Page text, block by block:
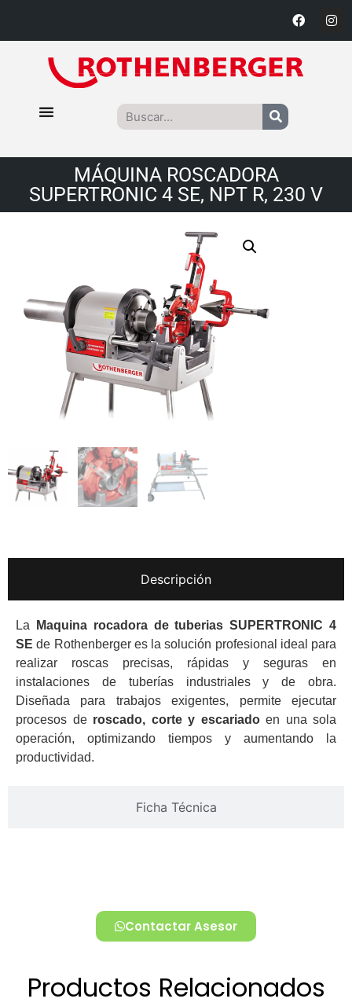
MÁQUINA ROSCADORA
SUPERTRONIC 4 SE, NPT R, 230 V
Descripción
Ficha Técnica
La
Maquina rocadora de tuberias SUPERTRONIC 4
SE de Rothenbergeres la solución profesional ideal para
realizar roscas precisas, rápidas y seguras en
instalaciones de tuberías industriales y de obra.
Diseñada para trabajos exigentes, permite ejecutar
procesos de roscado, corte y escariadoen una sola
operación, optimizando tiempos y aumentando la
productividad.
Contactar Asesor
Productos Relacionados